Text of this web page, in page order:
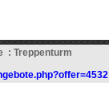
: Treppenturm